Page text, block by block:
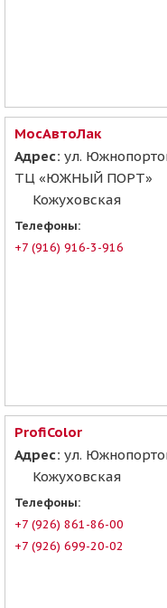
МосАвтоЛак
Адрес: ул.
ТЦ «ЮЖНЫЙ ПОРТ»
Кожуховская
Телефоны:
+7 (916) 916-3-916
ProfiColor
Адрес: ул.
Кожуховская
Телефоны:
+7 (926) 861-86-00
+7 (926) 699-20-02